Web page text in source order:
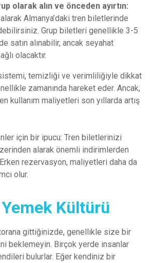
olarak alın ve önceden ayırtın:
Almanya’daki tren biletlerinde
Grup biletleri genellikle 3-5
satın alınabilir, ancak seyahat
olacaktır.
temizliği ve verimliliğiyle dikkat
zamanında hareket eder. Ancak,
kullanım maliyetleri son yıllarda artış
için bir ipucu: Tren biletlerinizi
alarak önemli indirimlerden
rezervasyon, maliyetleri daha da
olur.
Kültürü
gittiğinizde, genellikle size bir
beklemeyin. Birçok yerde insanlar
bulurlar. Eğer kendiniz bir